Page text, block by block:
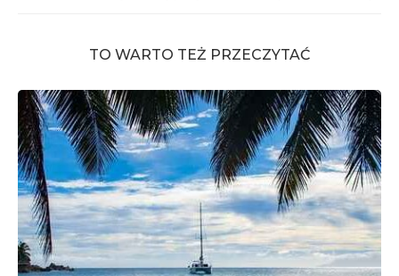
TO WARTO TEŻ PRZECZYTAĆ